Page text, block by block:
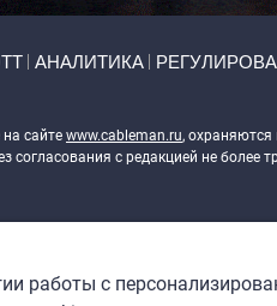
АНАЛИТИКА
сайте www.cableman.ru, охраняются
согласования с редакцией не более
работы с